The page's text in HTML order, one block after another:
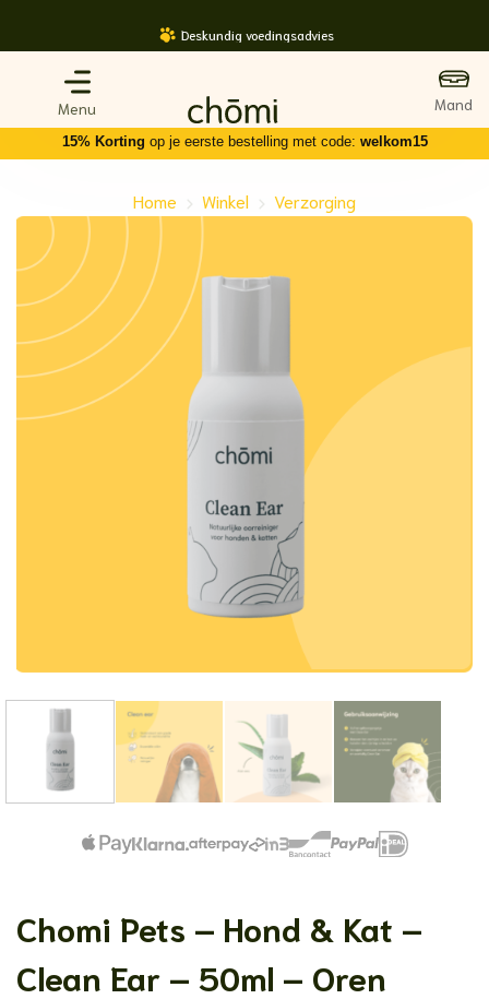
Deskundig voedingsadvies
15% Korting op je eerste bestelling met code: welkom15
Home - Winkel - Verzorging
Chomi Pets – Hond & Kat –
Clean Ear – 50ml – Oren